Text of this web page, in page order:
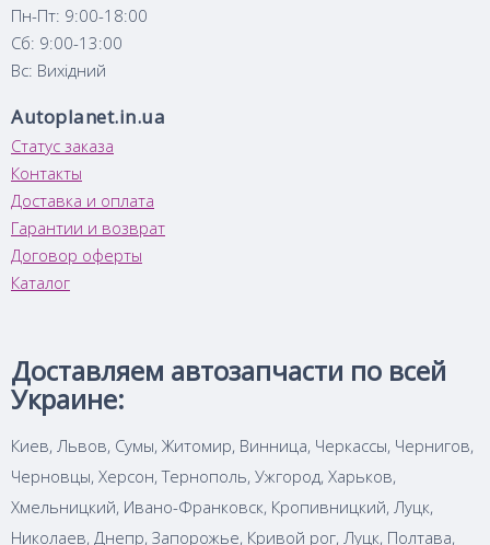
Пн-Пт: 9:00-18:00
Сб: 9:00-13:00
Вс: Вихідний
Autoplanet.in.ua
Статус заказа
Контакты
Доставка и оплата
Гарантии и возврат
Договор оферты
Каталог
Доставляем автозапчасти по всей
Украине:
Киев, Львов, Сумы, Житомир, Винница, Черкассы, Чернигов,
Черновцы, Херсон, Тернополь, Ужгород, Харьков,
Хмельницкий, Ивано-Франковск, Кропивницкий, Луцк,
Николаев, Днепр, Запорожье, Кривой рог, Луцк, Полтава,